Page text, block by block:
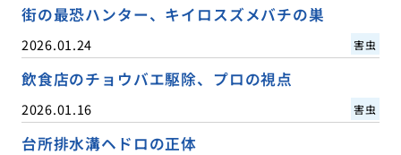
街の最恐ハンター、キイロスズメバチの巣
2026.01.24 害虫
飲食店のチョウバエ駆除、プロの視点
2026.01.16 害虫
台所排水溝ヘドロの正体